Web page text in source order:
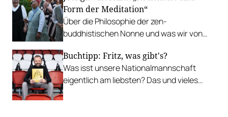
Form der Meditation“
Über die Philosophie der zen-
buddhistischen Nonne und was wir von
Buchtipp: Fritz, was gibt's?
Was isst unsere Nationalmannschaft
eigentlich am liebsten? Das und vieles